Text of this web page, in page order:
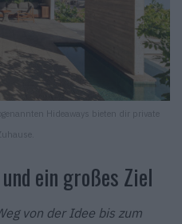
Hideaways bieten dir private
ein großes Ziel
von der Idee bis zum